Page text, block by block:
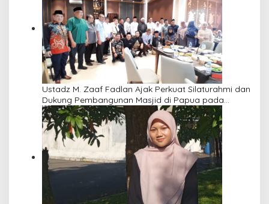
Ustadz M. Zaaf Fadlan Ajak Perkuat Silaturahmi dan
Dukung Pembangunan Masjid di Papua pada
Pengajian Yayasan Alimbas Insan Cita